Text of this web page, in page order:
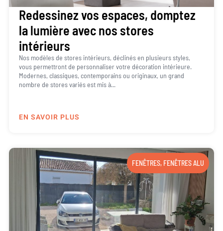
Redessinez vos espaces, domptez
la lumière avec nos stores
intérieurs
Nos modèles de stores intérieurs, déclinés en plusieurs styles,
vous permettront de personnaliser votre décoration intérieure.
Modernes, classiques, contemporains ou originaux, un grand
nombre de stores variés est mis à...
EN SAVOIR PLUS
FENÊTRES, FENÊTRES ALU